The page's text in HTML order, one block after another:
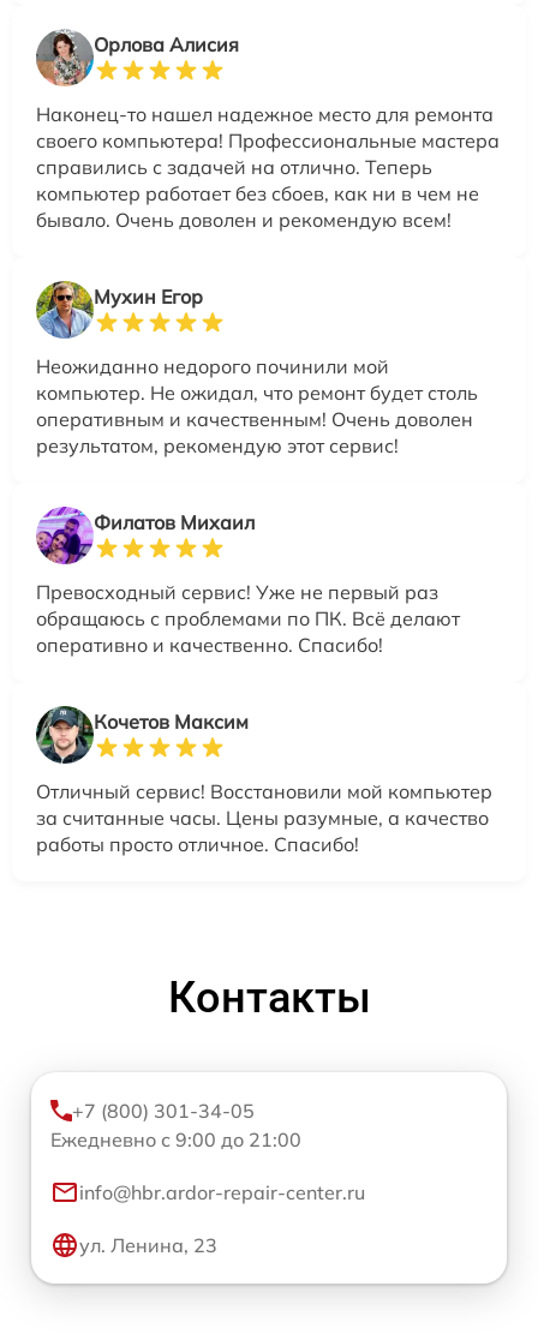
Орлова Алисия
Наконец-то нашел надежное место для ремонта
своего компьютера! Профессиональные мастера
справились с задачей на отлично. Теперь
компьютер работает без сбоев, как ни в чем не
бывало. Очень доволен и рекомендую всем!
Мухин Егор
Неожиданно недорого починили мой
компьютер. Не ожидал, что ремонт будет столь
оперативным и качественным! Очень доволен
результатом, рекомендую этот сервис!
Филатов Михаил
Превосходный сервис! Уже не первый раз
обращаюсь с проблемами по ПК. Всё делают
оперативно и качественно. Спасибо!
Кочетов Максим
Отличный сервис! Восстановили мой компьютер
за считанные часы. Цены разумные, а качество
работы просто отличное. Спасибо!
Контакты
+7 (800) 301-34-05
Ежедневно с 9:00 до 21:00
info@hbr.ardor-repair-center.ru
ул. Ленина, 23